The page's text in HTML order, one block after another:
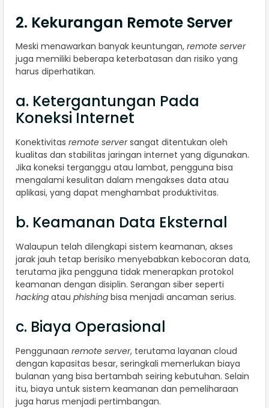
2. Kekurangan Remote Server
Meski menawarkan banyak keuntungan, remote server
juga memiliki beberapa keterbatasan dan risiko yang
harus diperhatikan.
a. Ketergantungan Pada
Koneksi Internet
Konektivitas remote serversangat ditentukan oleh
kualitas dan stabilitas jaringan internet yang digunakan.
Jika koneksi terganggu atau lambat, pengguna bisa
mengalami kesulitan dalam mengakses data atau
aplikasi, yang dapat menghambat produktivitas.
b. Keamanan Data Eksternal
Walaupun telah dilengkapi sistem keamanan, akses
jarak jauh tetap berisiko menyebabkan kebocoran data,
terutama jika pengguna tidak menerapkan protokol
keamanan dengan disiplin. Serangan siber seperti
hacking atau phishing bisa menjadi ancaman serius.
c. Biaya Operasional
Penggunaan remote server, terutama layanan cloud
dengan kapasitas besar, seringkali memerlukan biaya
bulanan yang bisa bertambah seiring kebutuhan. Selain
itu, biaya untuk sistem keamanan dan pemeliharaan
juga harus menjadi pertimbangan.